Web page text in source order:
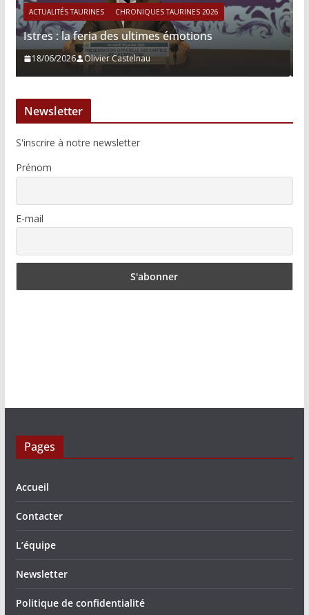
ACTUALITÉS TAURINES CHRONIQUES TAURINES 2026
Víctor Hernández : le courage immobile
13/06/2026 Tertulias
Newsletter
S'inscrire à notre newsletter
Prénom
E-mail
Pages
Accueil
Contacter
L’équipe
Newsletter
Politique de confidentialité